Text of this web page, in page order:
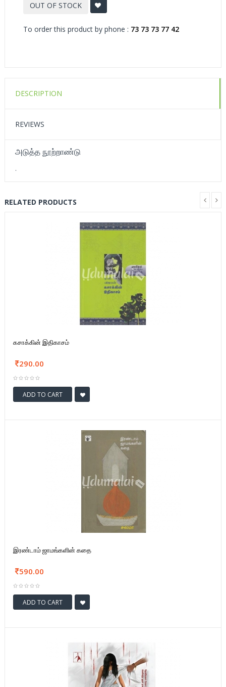
OUT OF STOCK
To order this product by phone : 73 73 73 77 42
DESCRIPTION
REVIEWS
அடுத்த நூற்றாண்டு
.
RELATED PRODUCTS
கசாக்கின் இதிகாசம்
290.00
ADD TO CART
இரண்டாம் ஜாமங்களின் கதை
590.00
ADD TO CART